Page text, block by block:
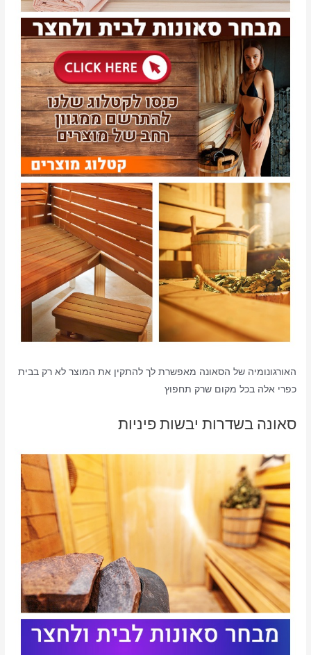
האורגונומיה של הסאונה מאפשרת לך להתקין את המוצר לא רק בבית
כפרי אלה בכל מקום שרק תחפוץ
סאונה בשדרות יבשות פיניות